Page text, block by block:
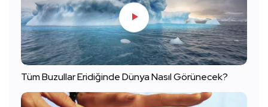
Tüm Buzullar Eridiğinde Dünya Nasıl Görünecek?